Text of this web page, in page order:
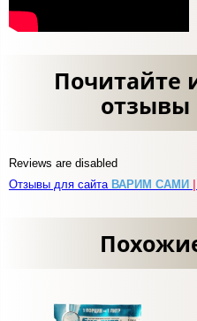
Почитайте
отзывы
Reviews are disabled
Отзывы для сайта ВАРИМ САМИ